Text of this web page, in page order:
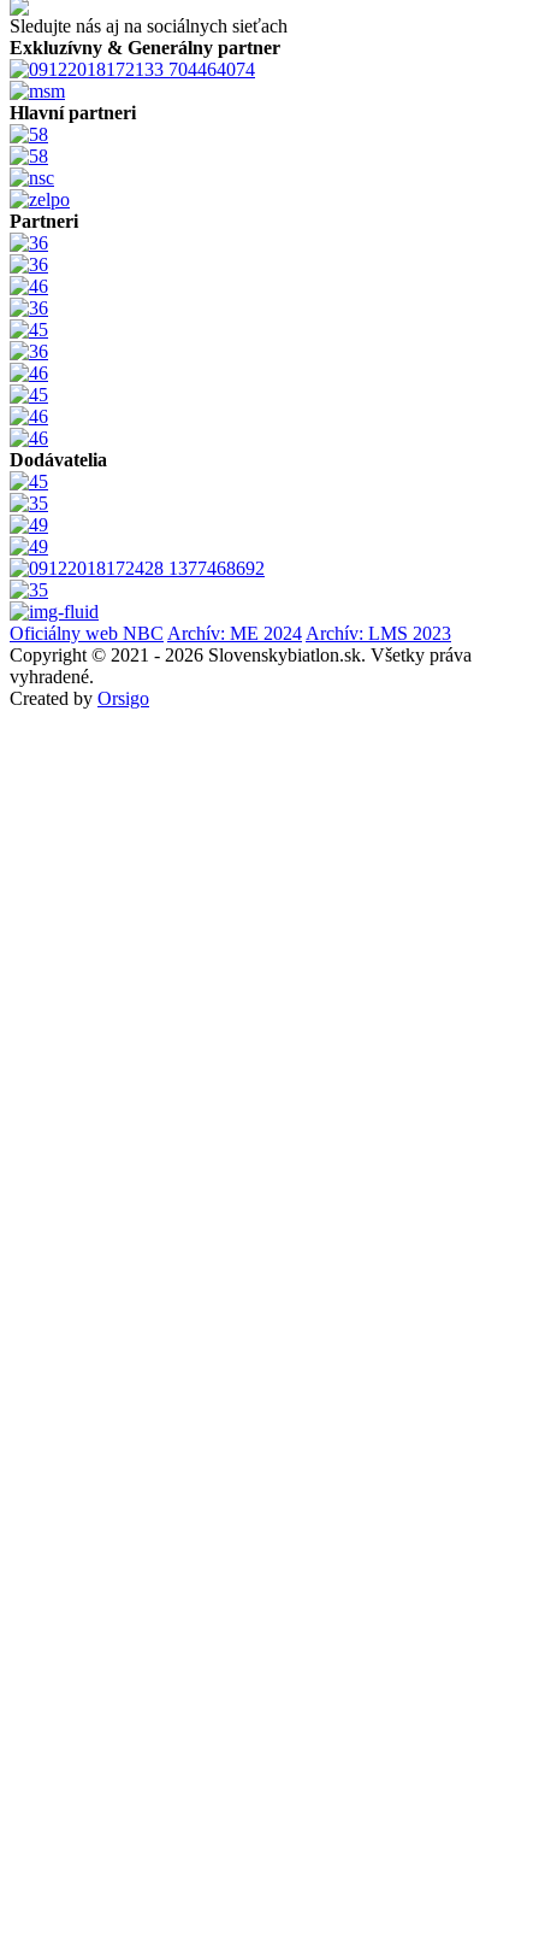
Sledujte nás aj na sociálnych sieťach
Exkluzívny & Generálny partner
Hlavní partneri
Partneri
Dodávatelia
Oficiálny web NBC Archív: ME 2024 Archív: LMS 2023
Copyright © 2021 - 2026 Slovenskybiatlon.sk. Všetky práva
vyhradené.
Created by Orsigo